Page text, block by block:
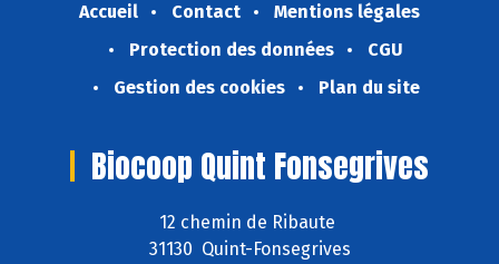
Accueil Contact
Mentions légales
Protection des données
CGU
Gestion des cookies
Plan du site
Biocoop Quint Fonsegrives
12 chemin de Ribaute
31130 Quint-Fonsegrives